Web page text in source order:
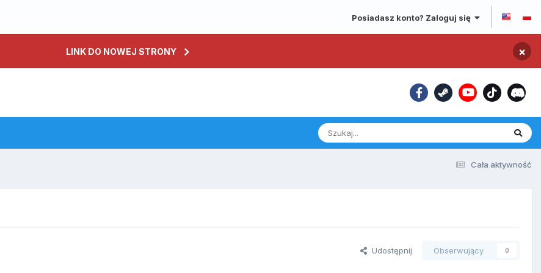
Posiadasz konto? Zaloguj się
LINK DO NOWEJ STRONY ×
Cała aktywność
Udostępnij Obserwujący 0